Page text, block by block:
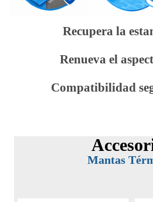
Recupera la
Renueva el
Compatibilidad
Mantas